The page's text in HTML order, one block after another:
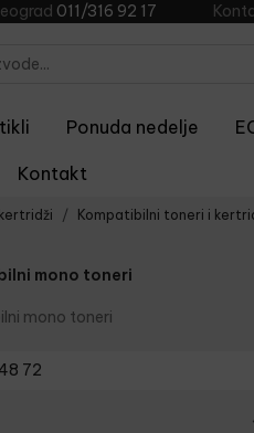
011/316 92 17
Ponuda nedelje
Kontakt
Kompatibilni toneri i
mono toneri
mono toneri
48 72